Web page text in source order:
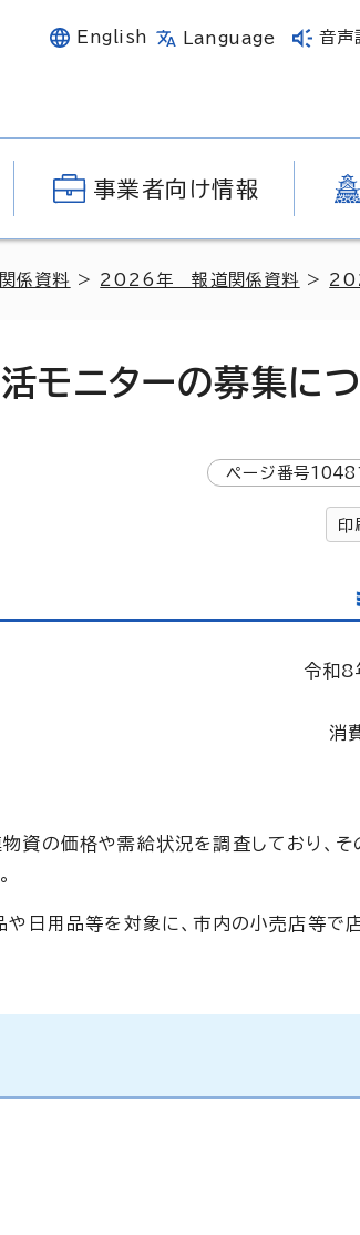
English Language 音声
事業者向け情報
係資料 > 2026年 報道関係資料 >
モニターの募集に
ページ番号
印
令和8
消
資の価格や需給状況を調査しており、そ
や日用品等を対象に、市内の小売店等で